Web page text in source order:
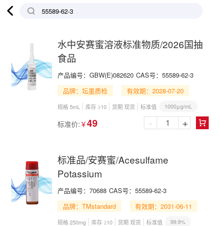

水中安赛蜜溶液标准物质/2026国抽
食品
产品编号： GBW(E)082620 CAS号： 55589-62-3
品牌：坛墨质检
有效期：2028-07-20
规格 5mL 库存 ≥10 货期 现货 标准值 1000μg/mL
标准价: ￥49 
- +
标准品/安赛蜜/Acesulfame
Potassium
产品编号： 70688 CAS号： 55589-62-3
品牌：TMstandard
有效期：2031-06-11
规格 250mg 库存 ≥10 货期 现货 标准值 99.9%